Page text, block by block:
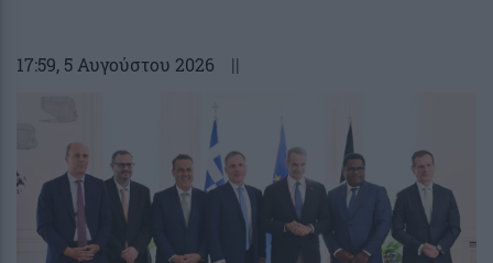
17:59, 5 Αυγούστου 2026 ||